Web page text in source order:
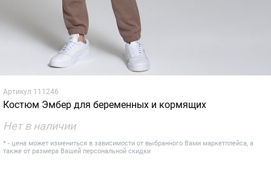
Артикул 111246
Костюм Эмбер для беременных и кормящих
Нет в наличии
* - цена может измениться в зависимости от выбранного Вами маркетплейса, а
также от размера Вашей персональной скидки